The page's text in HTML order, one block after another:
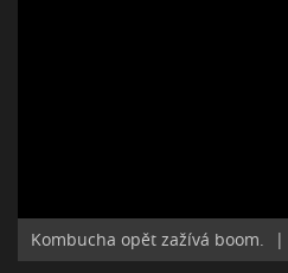
Kombucha opět zažívá boom. |